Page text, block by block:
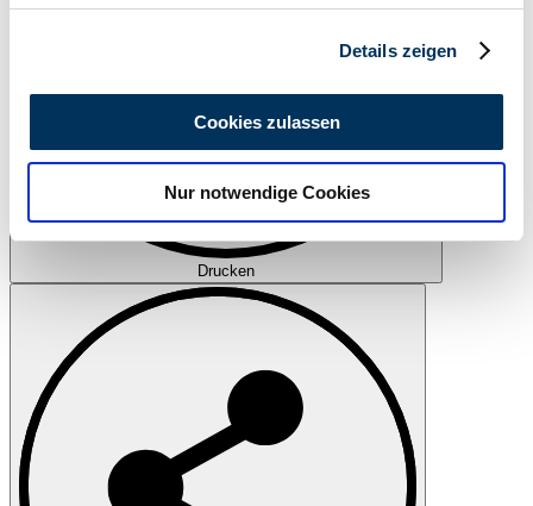
analysieren. Außerdem geben wir Informationen zu Ihrer
Verwendung unserer Website an unsere Partner für
soziale Medien, Werbung und Analysen weiter. Unsere
Partner führen diese Informationen möglicherweise mit
weiteren Daten zusammen, die Sie ihnen bereitgestellt
haben oder die sie im Rahmen Ihrer Nutzung der Dienste
gesammelt haben.
Datenschutzerklärung
Details zeigen
Cookies zulassen
Nur notwendige Cookies
Drucken